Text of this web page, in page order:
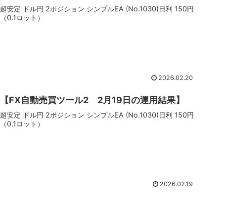
超安定 ドル円 2ポジション シンプルEA (No.1030)日利 150円
（0.1ロット）
2026.02.20
【FX自動売買ツール2 2月19日の運用結果】
超安定 ドル円 2ポジション シンプルEA (No.1030)日利 150円
（0.1ロット）
2026.02.19